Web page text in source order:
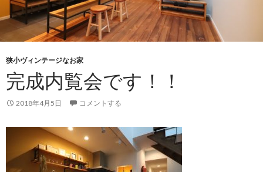
狭小ヴィンテージなお家
完成内覧会です！！
2018年4月5日 コメントする